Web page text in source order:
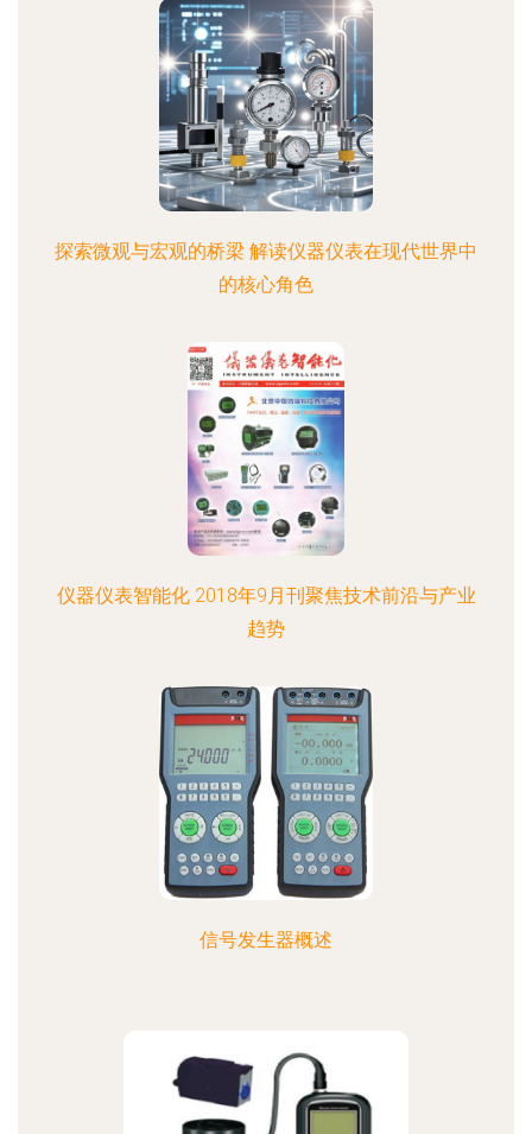
探索微观与宏观的桥梁 解读仪器仪表在现代世界中
的核心角色
仪器仪表智能化 2018年9月刊聚焦技术前沿与产业
趋势
信号发生器概述